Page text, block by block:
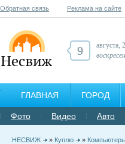
Обратная связь Реклама на сайте
9
августа,
ГЛАВНАЯ ГОРОД
Фото Видео Авто
НЕСВИЖ » Куплю »